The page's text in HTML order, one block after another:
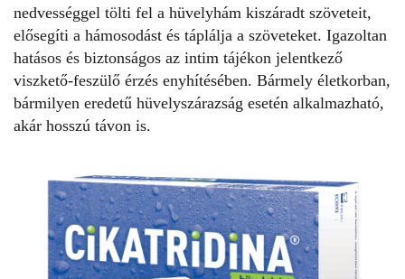
nedvességgel tölti fel a hüvelyhám kiszáradt szöveteit,
elősegíti a hámosodást és táplálja a szöveteket. Igazoltan
hatásos és biztonságos az intim tájékon jelentkező
viszkető-feszülő érzés enyhítésében. Bármely életkorban,
bármilyen eredetű hüvelyszárazság esetén alkalmazható,
akár hosszú távon is.